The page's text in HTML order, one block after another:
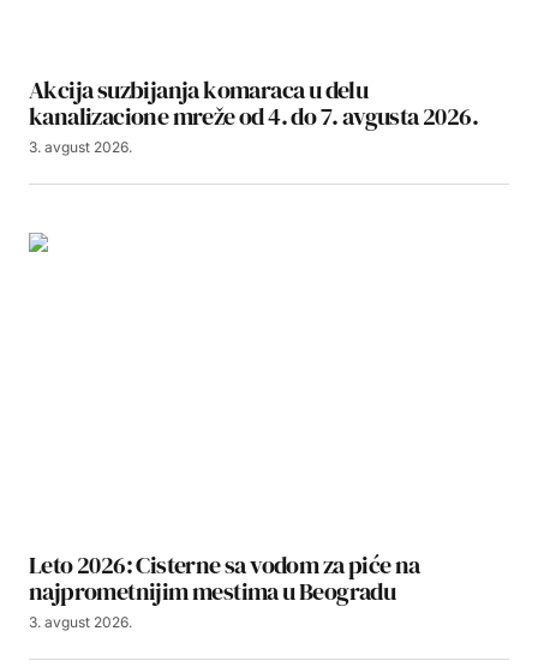
Akcija suzbijanja komaraca u delu
kanalizacione mreže od 4. do 7. avgusta 2026.
3. avgust 2026.
Leto 2026: Cisterne sa vodom za piće na
najprometnijim mestima u Beogradu
3. avgust 2026.